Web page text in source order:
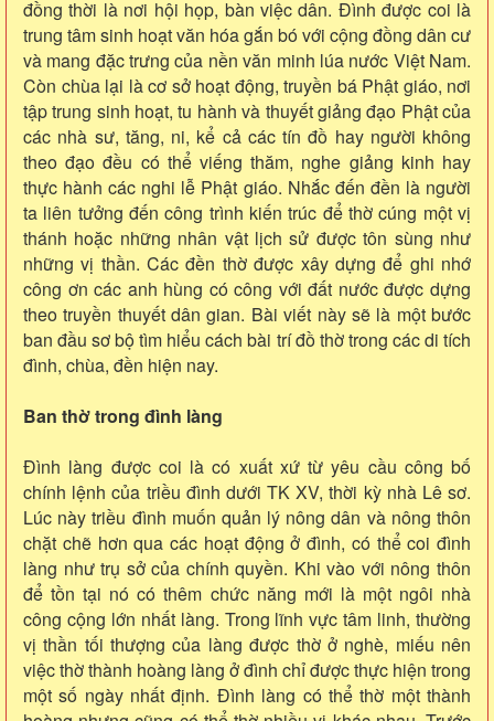
đồng thời là nơi hội họp, bàn việc dân. Đình được coi là
trung tâm sinh hoạt văn hóa gắn bó với cộng đồng dân cư
và mang đặc trưng của nền văn minh lúa nước Việt Nam.
Còn chùa lại là cơ sở hoạt động, truyền bá Phật giáo, nơi
tập trung sinh hoạt, tu hành và thuyết giảng đạo Phật của
các nhà sư, tăng, ni, kể cả các tín đồ hay người không
theo đạo đều có thể viếng thăm, nghe giảng kinh hay
thực hành các nghi lễ Phật giáo. Nhắc đến đền là người
ta liên tưởng đến công trình kiến trúc để thờ cúng một vị
thánh hoặc những nhân vật lịch sử được tôn sùng như
những vị thần. Các đền thờ được xây dựng để ghi nhớ
công ơn các anh hùng có công với đất nước được dựng
theo truyền thuyết dân gian. Bài viết này sẽ là một bước
ban đầu sơ bộ tìm hiểu cách bài trí đồ thờ trong các di tích
đình, chùa, đền hiện nay.
Ban thờ trong đình làng
Đình làng được coi là có xuất xứ từ yêu cầu công bố
chính lệnh của triều đình dưới TK XV, thời kỳ nhà Lê sơ.
Lúc này triều đình muốn quản lý nông dân và nông thôn
chặt chẽ hơn qua các hoạt động ở đình, có thể coi đình
làng như trụ sở của chính quyền. Khi vào với nông thôn
để tồn tại nó có thêm chức năng mới là một ngôi nhà
công cộng lớn nhất làng. Trong lĩnh vực tâm linh, thường
vị thần tối thượng của làng được thờ ở nghè, miếu nên
việc thờ thành hoàng làng ở đình chỉ được thực hiện trong
một số ngày nhất định. Đình làng có thể thờ một thành